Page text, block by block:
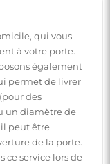
qui vous
à votre porte.
également
permet de livrer
des
un diamètre de
il peut être
de la porte.
ce service lors de